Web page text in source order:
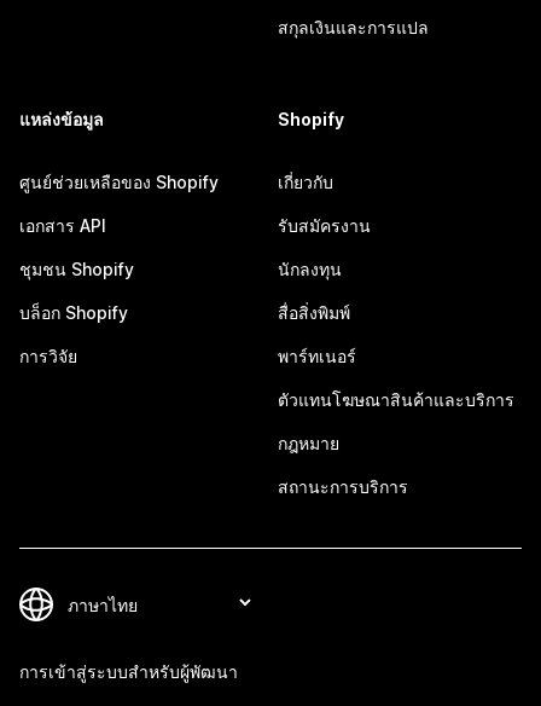
สกุลเงินและการแปล
แหล่งข้อมูล
ศูนย์ช่วยเหลือของ Shopify
เอกสาร API
ชุมชน Shopify
บล็อก Shopify
การวิจัย
Shopify
เกี่ยวกับ
รับสมัครงาน
นักลงทุน
สื่อสิ่งพิมพ์
พาร์ทเนอร์
ตัวแทนโฆษณาสินค้าและบริการ
กฎหมาย
สถานะการบริการ
การเข้าสู่ระบบสำหรับผู้พัฒนา